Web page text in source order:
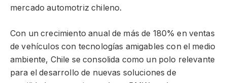
mercado automotriz chileno.
Con un crecimiento anual de más de 180% en ventas
de vehículos con tecnologías amigables con el medio
ambiente, Chile se consolida como un polo relevante
para el desarrollo de nuevas soluciones de